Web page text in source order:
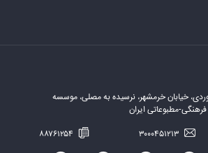
خیابان خرمشهر، نرسیده به مصلی، موسسه
فرهنگی-مطبوعاتی ایران